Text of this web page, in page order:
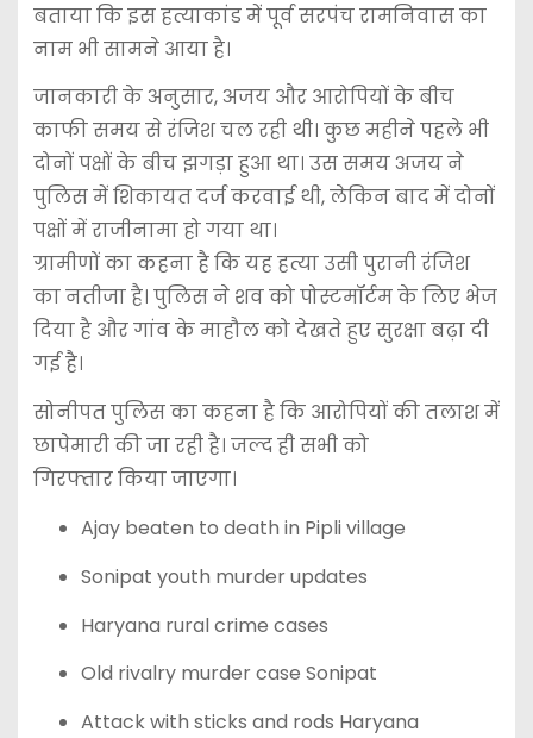
बताया कि इस हत्याकांड में पूर्व सरपंच रामनिवास का
नाम भी सामने आया है।
जानकारी के अनुसार, अजय और आरोपियों के बीच
काफी समय से रंजिश चल रही थी। कुछ महीने पहले भी
दोनों पक्षों के बीच झगड़ा हुआ था। उस समय अजय ने
पुलिस में शिकायत दर्ज करवाई थी, लेकिन बाद में दोनों
पक्षों में राजीनामा हो गया था।
ग्रामीणों का कहना है कि यह हत्या उसी पुरानी रंजिश
का नतीजा है। पुलिस ने शव को पोस्टमॉर्टम के लिए भेज
दिया है और गांव के माहौल को देखते हुए सुरक्षा बढ़ा दी
गई है।
सोनीपत पुलिस का कहना है कि आरोपियों की तलाश में
छापेमारी की जा रही है। जल्द ही सभी को
गिरफ्तार किया जाएगा।
Ajay beaten to death in Pipli village
Sonipat youth murder updates
Haryana rural crime cases
Old rivalry murder case Sonipat
Attack with sticks and rods Haryana